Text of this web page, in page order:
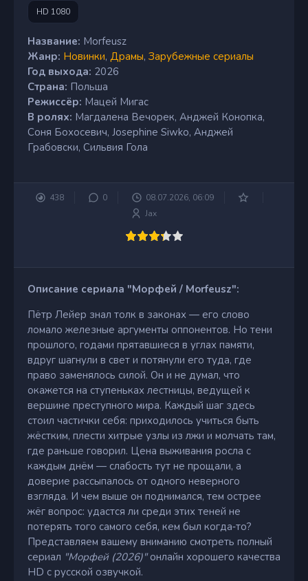
HD 1080
Название: Morfeusz
Жанр: Новинки, Драмы, Зарубежные сериалы
Год выхода: 2026
Страна: Польша
Режиссёр: Мацей Мигас
В ролях: Магдалена Вечорек, Анджей Конопка,
Соня Бохосевич, Josephine Siwko, Анджей
Грабовски, Сильвия Гола
438 0
08.07.2026, 06:09
Jax
Описание сериала "Морфей / Morfeusz":
Пётр Лейер знал толк в законах — его слово
ломало железные аргументы оппонентов. Но тени
прошлого, годами прятавшиеся в углах памяти,
вдруг шагнули в свет и потянули его туда, где
право заменялось силой. Он и не думал, что
окажется на ступеньках лестницы, ведущей к
вершине преступного мира. Каждый шаг здесь
стоил частички себя: приходилось учиться быть
жёстким, плести хитрые узлы из лжи и молчать там,
где раньше говорил. Цена выживания росла с
каждым днём — слабость тут не прощали, а
доверие рассыпалось от одного неверного
взгляда. И чем выше он поднимался, тем острее
жёг вопрос: удастся ли среди этих теней не
потерять того самого себя, кем был когда‑то?
Представляем вашему вниманию смотреть полный
сериал "Морфей (2026)"онлайн хорошего качества
HD с русской озвучкой.